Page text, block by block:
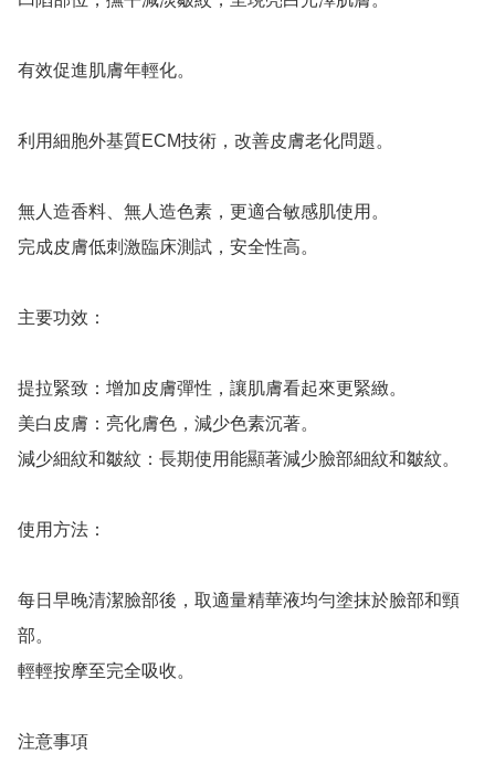
有效促進肌膚年輕化。
利用細胞外基質ECM技術，改善皮膚老化問題。
無人造香料、無人造色素，更適合敏感肌使用。
完成皮膚低刺激臨床測試，安全性高。
主要功效：
提拉緊致：增加皮膚彈性，讓肌膚看起來更緊緻。
美白皮膚：亮化膚色，減少色素沉著。
減少細紋和皺紋：長期使用能顯著減少臉部細紋和皺紋。
使用方法：
每日早晚清潔臉部後，取適量精華液均勻塗抹於臉部和頸
部。
輕輕按摩至完全吸收。
注意事項